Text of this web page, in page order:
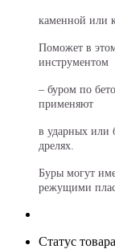
каменной или
Поможет в
инструментом
– буром по
применяют
в ударных или
дрелях.
Буры могут
режущими
Статус